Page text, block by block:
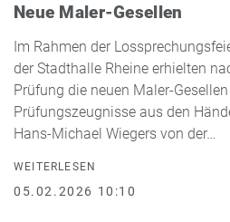
Neue Maler-Gesellen
Im Rahmen der
der Stadthalle Rheine erhielten
Prüfung die neuen Maler-
Prüfungszeugnisse aus den
Hans-Michael Wiegers von der…
WEITERLESEN
05.02.2026 10:10